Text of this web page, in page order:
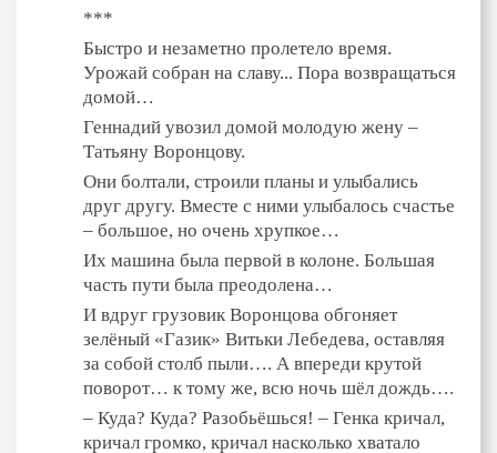
***
Быстро и незаметно пролетело время.
Урожай собран на славу... Пора возвращаться
домой…
Геннадий увозил домой молодую жену –
Татьяну Воронцову.
Они болтали, строили планы и улыбались
друг другу. Вместе с ними улыбалось счастье
– большое, но очень хрупкое…
Их машина была первой в колоне. Большая
часть пути была преодолена…
И вдруг грузовик Воронцова обгоняет
зелёный «Газик» Витьки Лебедева, оставляя
за собой столб пыли…. А впереди крутой
поворот… к тому же, всю ночь шёл дождь….
– Куда? Куда? Разобьёшься! – Генка кричал,
кричал громко, кричал насколько хватало